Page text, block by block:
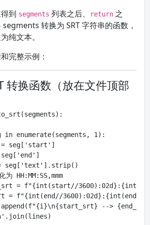
到 segments 列表之后、 return 之
转换为 SRT 字符串的函数，
纯文本。
完整示例：
转换函数（放在文件顶部
in enumerate(segments, 1):
seg['start']
seg['text'].strip()
为 HH:MM:SS,mmm
= f"{int(start//
= f"{int(end//
-->